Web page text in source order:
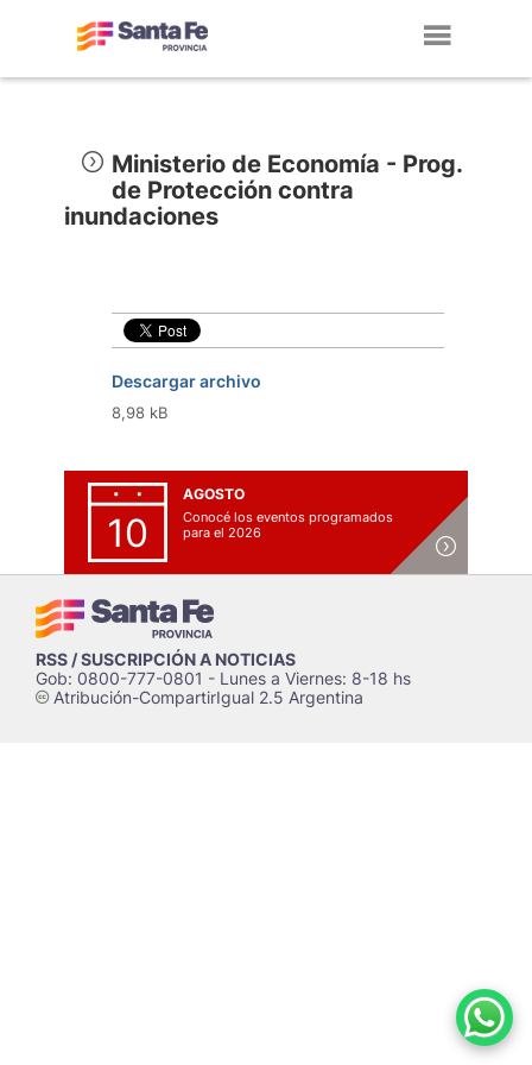
Ministerio de Economía - Prog.
de Protección contra
inundaciones
Descargar archivo
8,98 kB
10
AGOSTO
Conocé los eventos programados
para el 2026
RSS / SUSCRIPCIÓN A NOTICIAS
Gob: 0800-777-0801 - Lunes a Viernes: 8-18 hs
cAtribución-CompartirIgual 2.5 Argentina